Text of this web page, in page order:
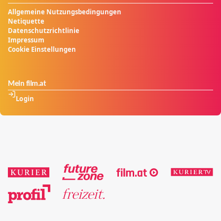
Allgemeine Nutzungsbedingungen
Netiquette
Datenschutzrichtlinie
Impressum
Cookie Einstellungen
Mein film.at
Login